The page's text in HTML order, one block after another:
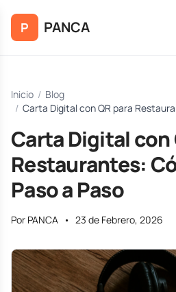
P PANCA
Inicio / Blog
/ Carta Digital con QR para
Carta Digital con
Restaurantes:
Paso a Paso
Por PANCA • 23 de Febrero, 2026